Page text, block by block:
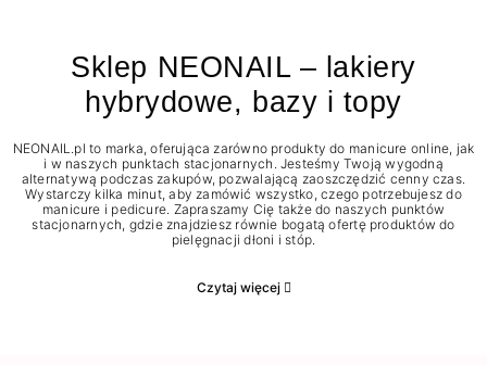
Sklep NEONAIL – lakiery
hybrydowe, bazy i topy
NEONAIL.pl to marka, oferująca zarówno produkty do manicure online, jak
i w naszych punktach stacjonarnych. Jesteśmy Twoją wygodną
alternatywą podczas zakupów, pozwalającą zaoszczędzić cenny czas.
Wystarczy kilka minut, aby zamówić wszystko, czego potrzebujesz do
manicure i pedicure. Zapraszamy Cię także do naszych punktów
stacjonarnych, gdzie znajdziesz równie bogatą ofertę produktów do
pielęgnacji dłoni i stóp.
Czytaj więcej